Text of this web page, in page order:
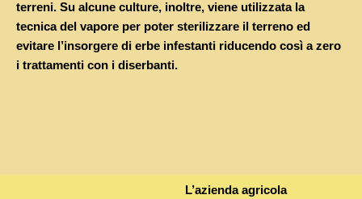
terreni. Su alcune culture, inoltre, viene utilizzata la
tecnica del vapore per poter sterilizzare il terreno ed
evitare l’insorgere di erbe infestanti riducendo così a zero
i trattamenti con i diserbanti.
L’azienda agricola